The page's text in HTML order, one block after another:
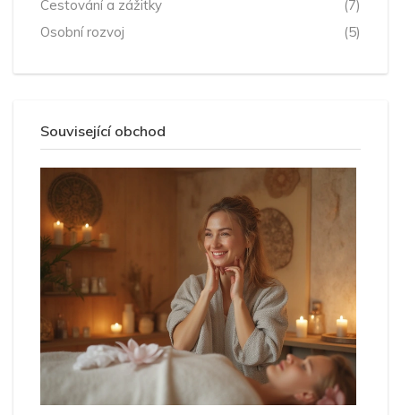
Cestování a zážitky
(7)
Osobní rozvoj
(5)
Související obchod